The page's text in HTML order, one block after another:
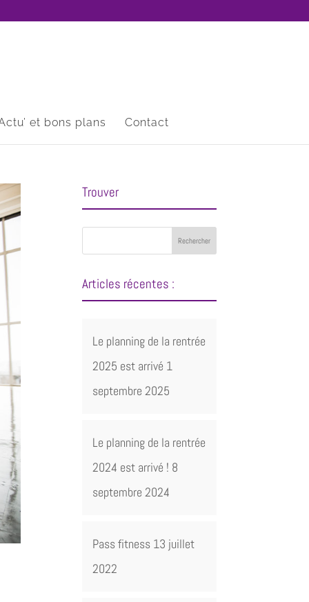
et bons plans Contact
Trouver
Articles récentes :
Le planning de la rentrée
2025 est arrivé 1
septembre 2025
Le planning de la rentrée
2024 est arrivé ! 8
septembre 2024
Pass fitness 13 juillet
2022